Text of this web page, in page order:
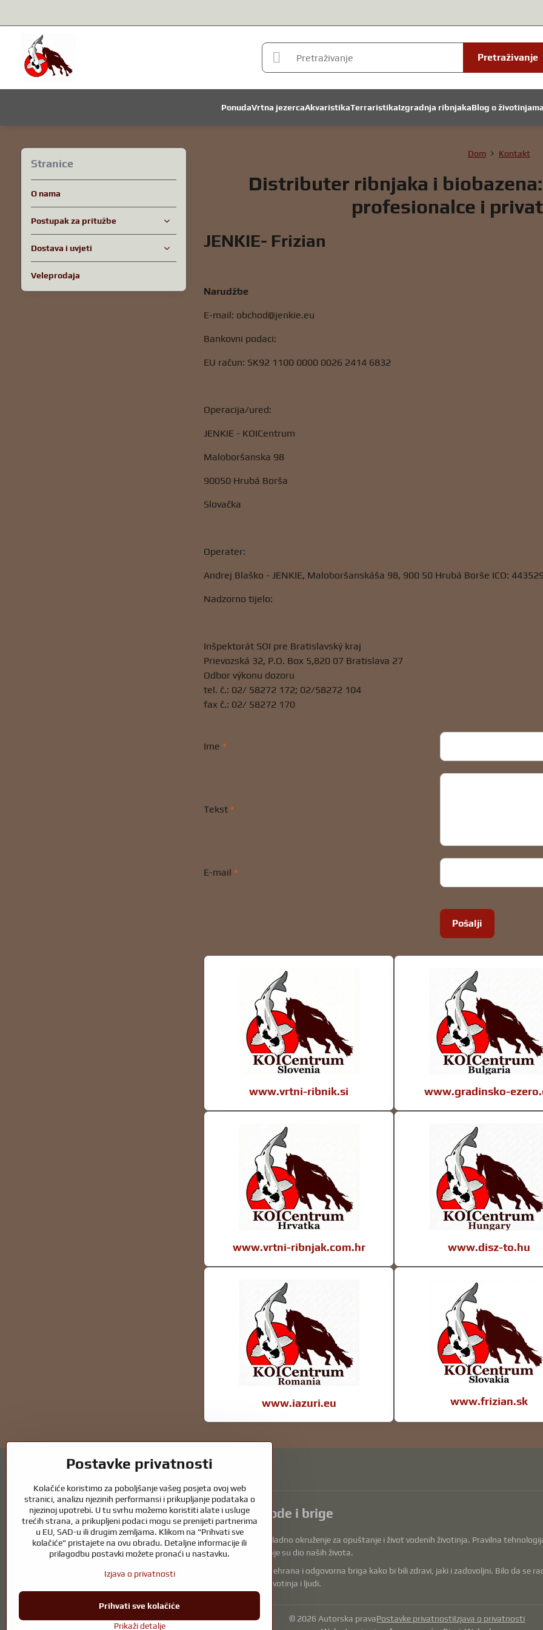
Pretraživanje
PonudaVrtna jezercaAkvaristikaTerraristikaIzgradnja ribnjakaBlog o životinjama
Dom Kontakt
Distributer ribnjaka i
profesionalce i
JENKIE- Frizian
Narudžbe
E-mail: obchod@jenkie.eu
Bankovni podaci:
EU račun: SK92 1100 0000 0026 2414 6832
Operacija/ured:
JENKIE - KOICentrum
Maloboršanska 98
90050 Hrubá Borša
Slovačka
Operater:
Andrej Blaško - JENKIE, Maloboršanskáša 98, 900 50 Hrubá Borše ICO:
Nadzorno tijelo:
Inšpektorát SOI pre Bratislavský kraj
Prievozská 32, P.O. Box 5,820 07 Bratislava 27
Odbor výkonu dozoru
tel. č.: 02/ 58272 172; 02/58272 104
fax č.: 02/ 58272 170
Ime*
Tekst*
E-mail*
Pošalji
www.vrtni-ribnik.si www.gradinsko-
www.vrtni-ribnjak.com.hr www.disz-to.hu
www.iazuri.eu www.frizian.sk
Stranice
O nama
Postupak za pritužbe
Dostava i uvjeti
Veleprodaja
Vrtni ribnjaci i oprema za konje – spoj prirode i brige
Vrtni ribnjaci prekrasan su dodatak svakom eksterijeru i stvaraju skladno okruženje za opuštanje i život vodenih životinja. Pravilna
ribnjak tijekom cijele godine. Jednako važna je briga o životinjama koje su dio naših života.
Konjima je potrebna visokokvalitetna oprema za jahanje, pravilna prehrana i odgovorna briga kako bi bili zdravi, jaki i zadovoljni. Bilo da se
okruženje koje podržava prirodnu ravnotežu, sigurnost i dobrobit i životinja i ljudi.
© 2026 Autorska pravaPostavke privatnostiIzjava o privatnosti
Postavke privatnosti
Kolačiće koristimo za poboljšanje vašeg posjeta ovoj web
stranici, analizu njezinih performansi i prikupljanje podataka o
njezinoj upotrebi. U tu svrhu možemo koristiti alate i usluge
trećih strana, a prikupljeni podaci mogu se prenijeti partnerima
u EU, SAD-u ili drugim zemljama. Klikom na "Prihvati sve
kolačiće" pristajete na ovu obradu. Detaljne informacije ili
prilagodbu postavki možete pronaći u nastavku.
Izjava o privatnosti
Prikaži detalje
Prihvati sve kolačiće